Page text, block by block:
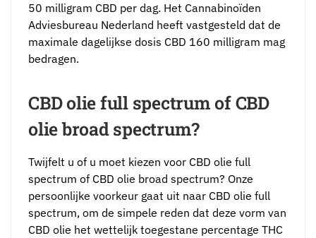
50 milligram CBD per dag. Het Cannabinoïden
Adviesbureau Nederland heeft vastgesteld dat de
maximale dagelijkse dosis CBD 160 milligram mag
bedragen.
CBD olie full spectrum of CBD
olie broad spectrum?
Twijfelt u of u moet kiezen voor CBD olie full
spectrum of CBD olie broad spectrum? Onze
persoonlijke voorkeur gaat uit naar CBD olie full
spectrum, om de simpele reden dat deze vorm van
CBD olie het wettelijk toegestane percentage THC